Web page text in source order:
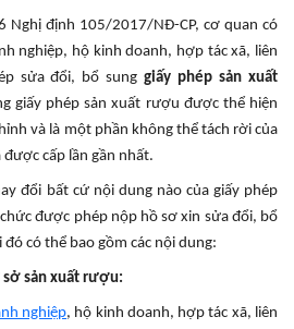
Nghị định 105/2017/NĐ-CP, cơ quan có
nghiệp, hộ kinh doanh, hợp tác xã, liên
sửa đổi, bổ sunggiấy phép sản xuất
giấy phép sản xuất rượu được thể hiện
và là một phần không thể tách rời của
cấp lần gần nhất.
đổi bất cứ nội dung nào của giấy phép
được phép nộp hồ sơ xin sửa đổi, bổ
có thể bao gồm các nội dung:
sở sản xuất rượu:
nghiệp, hộ kinh doanh, hợp tác xã, liên